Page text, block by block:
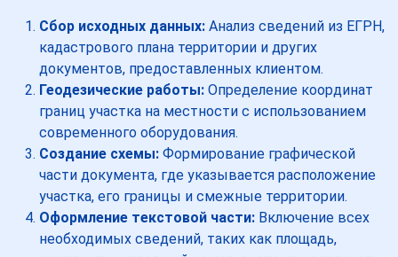
Сбор исходных данных: Анализ сведений из ЕГРН,
кадастрового плана территории и других
документов, предоставленных клиентом.
Геодезические работы: Определение координат
границ участка на местности с использованием
современного оборудования.
Создание схемы: Формирование графической
части документа, где указывается расположение
участка, его границы и смежные территории.
Оформление текстовой части: Включение всех
необходимых сведений, таких как площадь,